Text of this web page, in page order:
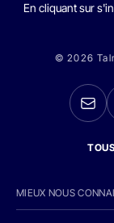
En cliquant sur
© 2026
MIEUX NOUS